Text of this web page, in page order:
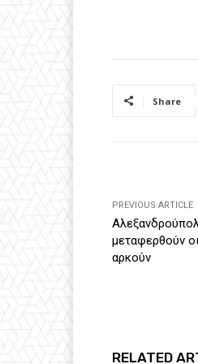
Share
PREVIOUS ARTICLE
μεταφερθούν
αρκούν
RELATED